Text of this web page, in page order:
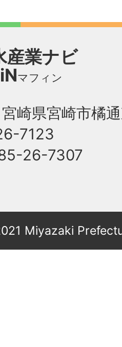
産業ナビ
マフィン
県宮崎市橘通
7123
26-7307
Miyazaki